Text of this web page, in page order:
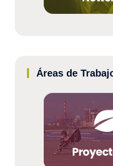
Áreas de